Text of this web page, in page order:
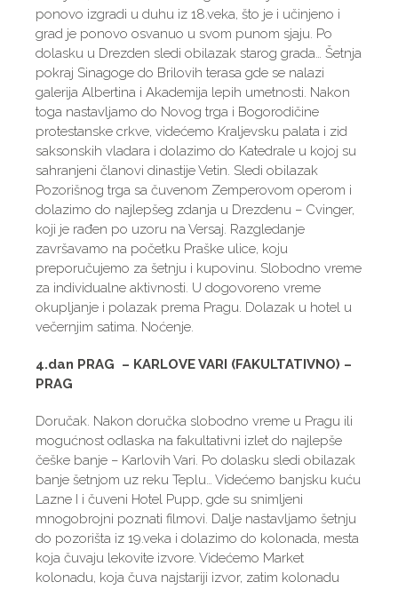
ponovo izgradi u duhu iz 18.veka, što je i učinjeno i
grad je ponovo osvanuo u svom punom sjaju. Po
dolasku u Drezden sledi obilazak starog grada… Šetnja
pokraj Sinagoge do Brilovih terasa gde se nalazi
galerija Albertina i Akademija lepih umetnosti. Nakon
toga nastavljamo do Novog trga i Bogorodičine
protestanske crkve, videćemo Kraljevsku palata i zid
saksonskih vladara i dolazimo do Katedrale u kojoj su
sahranjeni članovi dinastije Vetin. Sledi obilazak
Pozorišnog trga sa čuvenom Zemperovom operom i
dolazimo do najlepšeg zdanja u Drezdenu – Cvinger,
koji je rađen po uzoru na Versaj. Razgledanje
završavamo na početku Praške ulice, koju
preporučujemo za šetnju i kupovinu. Slobodno vreme
za individualne aktivnosti. U dogovoreno vreme
okupljanje i polazak prema Pragu. Dolazak u hotel u
večernjim satima. Noćenje.
4.dan PRAG – KARLOVE VARI (FAKULTATIVNO) –
PRAG
Doručak. Nakon doručka slobodno vreme u Pragu ili
mogućnost odlaska na fakultativni izlet do najlepše
češke banje – Karlovih Vari. Po dolasku sledi obilazak
banje šetnjom uz reku Teplu… Videćemo banjsku kuću
Lazne I i čuveni Hotel Pupp, gde su snimljeni
mnogobrojni poznati filmovi. Dalje nastavljamo šetnju
do pozorišta iz 19.veka i dolazimo do kolonada, mesta
koja čuvaju lekovite izvore. Videćemo Market
kolonadu, koja čuva najstariji izvor, zatim kolonadu